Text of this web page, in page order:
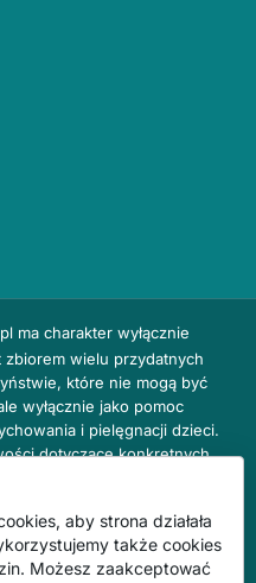
ma charakter wyłącznie
wielu przydatnych
które nie mogą być
wyłącznie jako pomoc
i pielęgnacji dzieci.
dotyczące konkretnych
z prowadzącym
specjalistą w danej
za treść reklam,
prawnych ani
wyniknąć na skutek
aby strona działała
także cookies
Możesz zaakceptować